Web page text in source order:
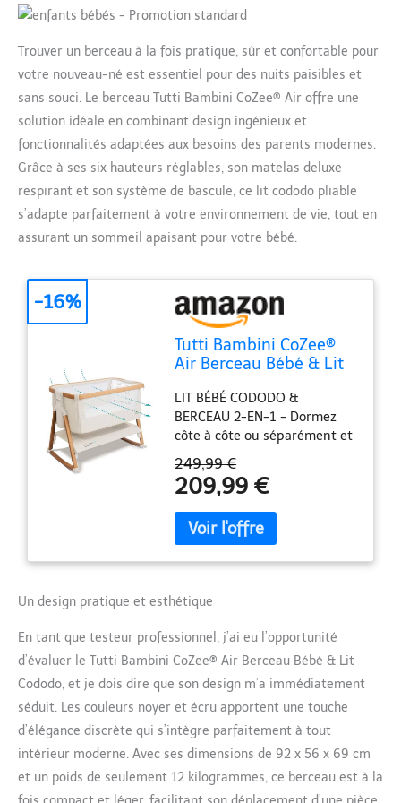
Trouver un berceau à la fois pratique, sûr et confortable pour
votre nouveau-né est essentiel pour des nuits paisibles et
sans souci. Le berceau Tutti Bambini CoZee® Air offre une
solution idéale en combinant design ingénieux et
fonctionnalités adaptées aux besoins des parents modernes.
Grâce à ses six hauteurs réglables, son matelas deluxe
respirant et son système de bascule, ce lit cododo pliable
s’adapte parfaitement à votre environnement de vie, tout en
assurant un sommeil apaisant pour votre bébé.
Tutti Bambini CoZee®
Air Berceau Bébé & Lit
Pliable avec Sac de
Transport - Matelas
Deluxe Respirant & 6
Hauteurs Réglables - 0-
6 Mois (Noyer & Écru)
LIT BÉBÉ CODODO &
BERCEAU 2-EN-1 - Dormez
côte à côte ou séparément et
en toute sécurité, de la
naissance à 6 mois, avec le
CoZee Air, notre lit pliant
bébé polyvalent pour cododo
ou voyage ; Il allie design
moderne, matériaux haut de
gamme et s’intègre
chambre de bébé
EN 30 SECONDES - Grâce à
son mécanisme de pliage
rapide innovant, le berceau
cododo se monte en un clin
d’œil ; Les pieds effet bois se
verrouillent fermement pour
une stabilité optimale PRÊT
POUR LE VOYAGE - Le lit bébé
avec matelas respirant de
249,99 €
209,99 €
-16%
Un design pratique et esthétique
En tant que testeur professionnel, j’ai eu l’opportunité
d’évaluer le Tutti Bambini CoZee® Air Berceau Bébé & Lit
Cododo, et je dois dire que son design m’a immédiatement
séduit. Les couleurs noyer et écru apportent une touche
d’élégance discrète qui s’intègre parfaitement à tout
intérieur moderne. Avec ses dimensions de 92 x 56 x 69 cm
et un poids de seulement 12 kilogrammes, ce berceau est à la